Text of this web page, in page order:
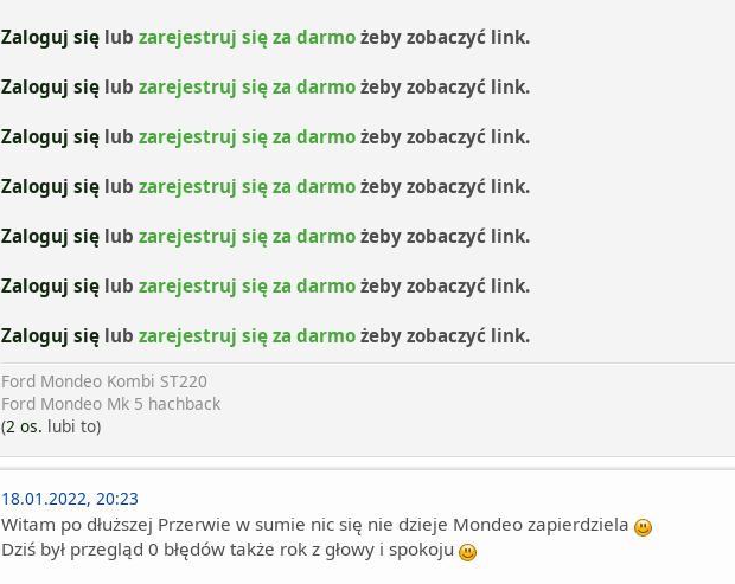
Zaloguj się lub zarejestruj się za darmo żeby zobaczyć link.
Zaloguj się lub zarejestruj się za darmo żeby zobaczyć link.
Zaloguj się lub zarejestruj się za darmo żeby zobaczyć link.
Zaloguj się lub zarejestruj się za darmo żeby zobaczyć link.
Zaloguj się lub zarejestruj się za darmo żeby zobaczyć link.
Zaloguj się lub zarejestruj się za darmo żeby zobaczyć link.
Zaloguj się lub zarejestruj się za darmo żeby zobaczyć link.
Ford Mondeo Kombi ST220
Ford Mondeo Mk 5 hachback
(2 os. lubi to)
18.01.2022, 20:23
Witam po dłuższej Przerwie w sumie nic się nie dzieje Mondeo zapierdziela
Dziś był przegląd 0 błędów także rok z głowy i spokoju